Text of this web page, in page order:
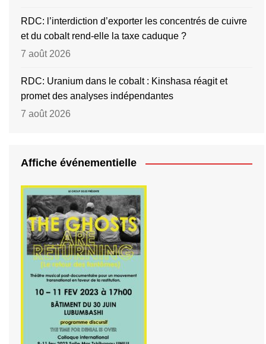
RDC: l’interdiction d’exporter les concentrés de cuivre
et du cobalt rend-elle la taxe caduque ?
7 août 2026
RDC: Uranium dans le cobalt : Kinshasa réagit et
promet des analyses indépendantes
7 août 2026
Affiche événementielle